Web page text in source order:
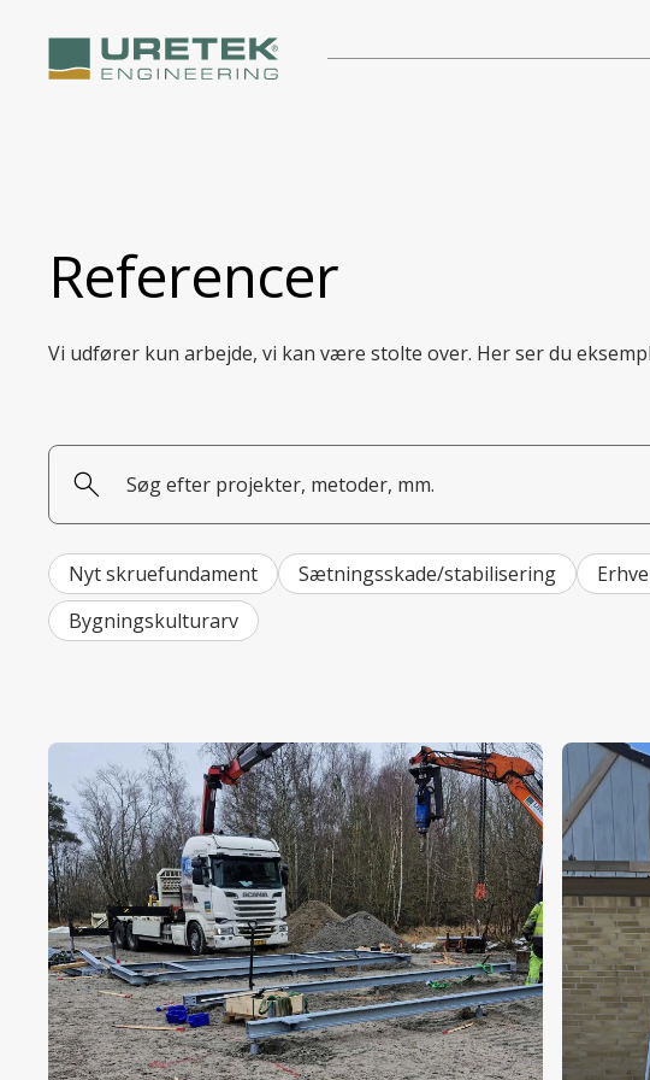
Referencer
Vi udfører kun arbejde, vi kan være stolte over. Her ser du
Nyt skruefundament Sætningsskade/stabilisering
Bygningskulturarv